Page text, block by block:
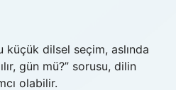
dilsel seçim, aslında
gün mü?” sorusu, dilin
olabilir.